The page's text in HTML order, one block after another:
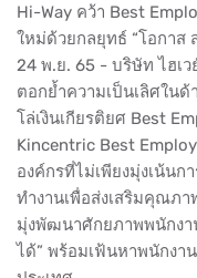
Hi-Way คว้า Best
ใหม่ด้วยกลยุทธ์ “โอกาส
24 พ.ย. 65 - บริษัท ไฮเ
ตอกย้ำความเป็นเลิศใน
โล่เงินเกียรติยศ Best
Kincentric Best
องค์กรที่ไม่เพียงมุ่งเน้นก
ทำงานเพื่อส่งเสริมคุณภ
มุ่งพัฒนาศักยภาพพนักงา
ได้” พร้อมเฟ้นหาพนักงา